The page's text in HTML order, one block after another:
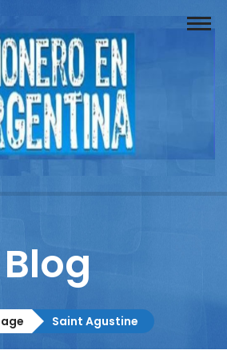
Blog
Saint Agustine